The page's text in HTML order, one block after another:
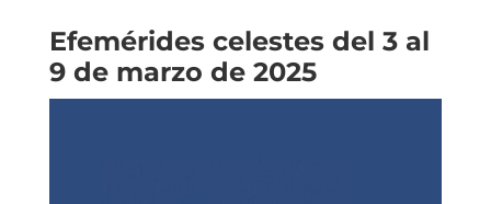
Efemérides celestes del 3 al
9 de marzo de 2025